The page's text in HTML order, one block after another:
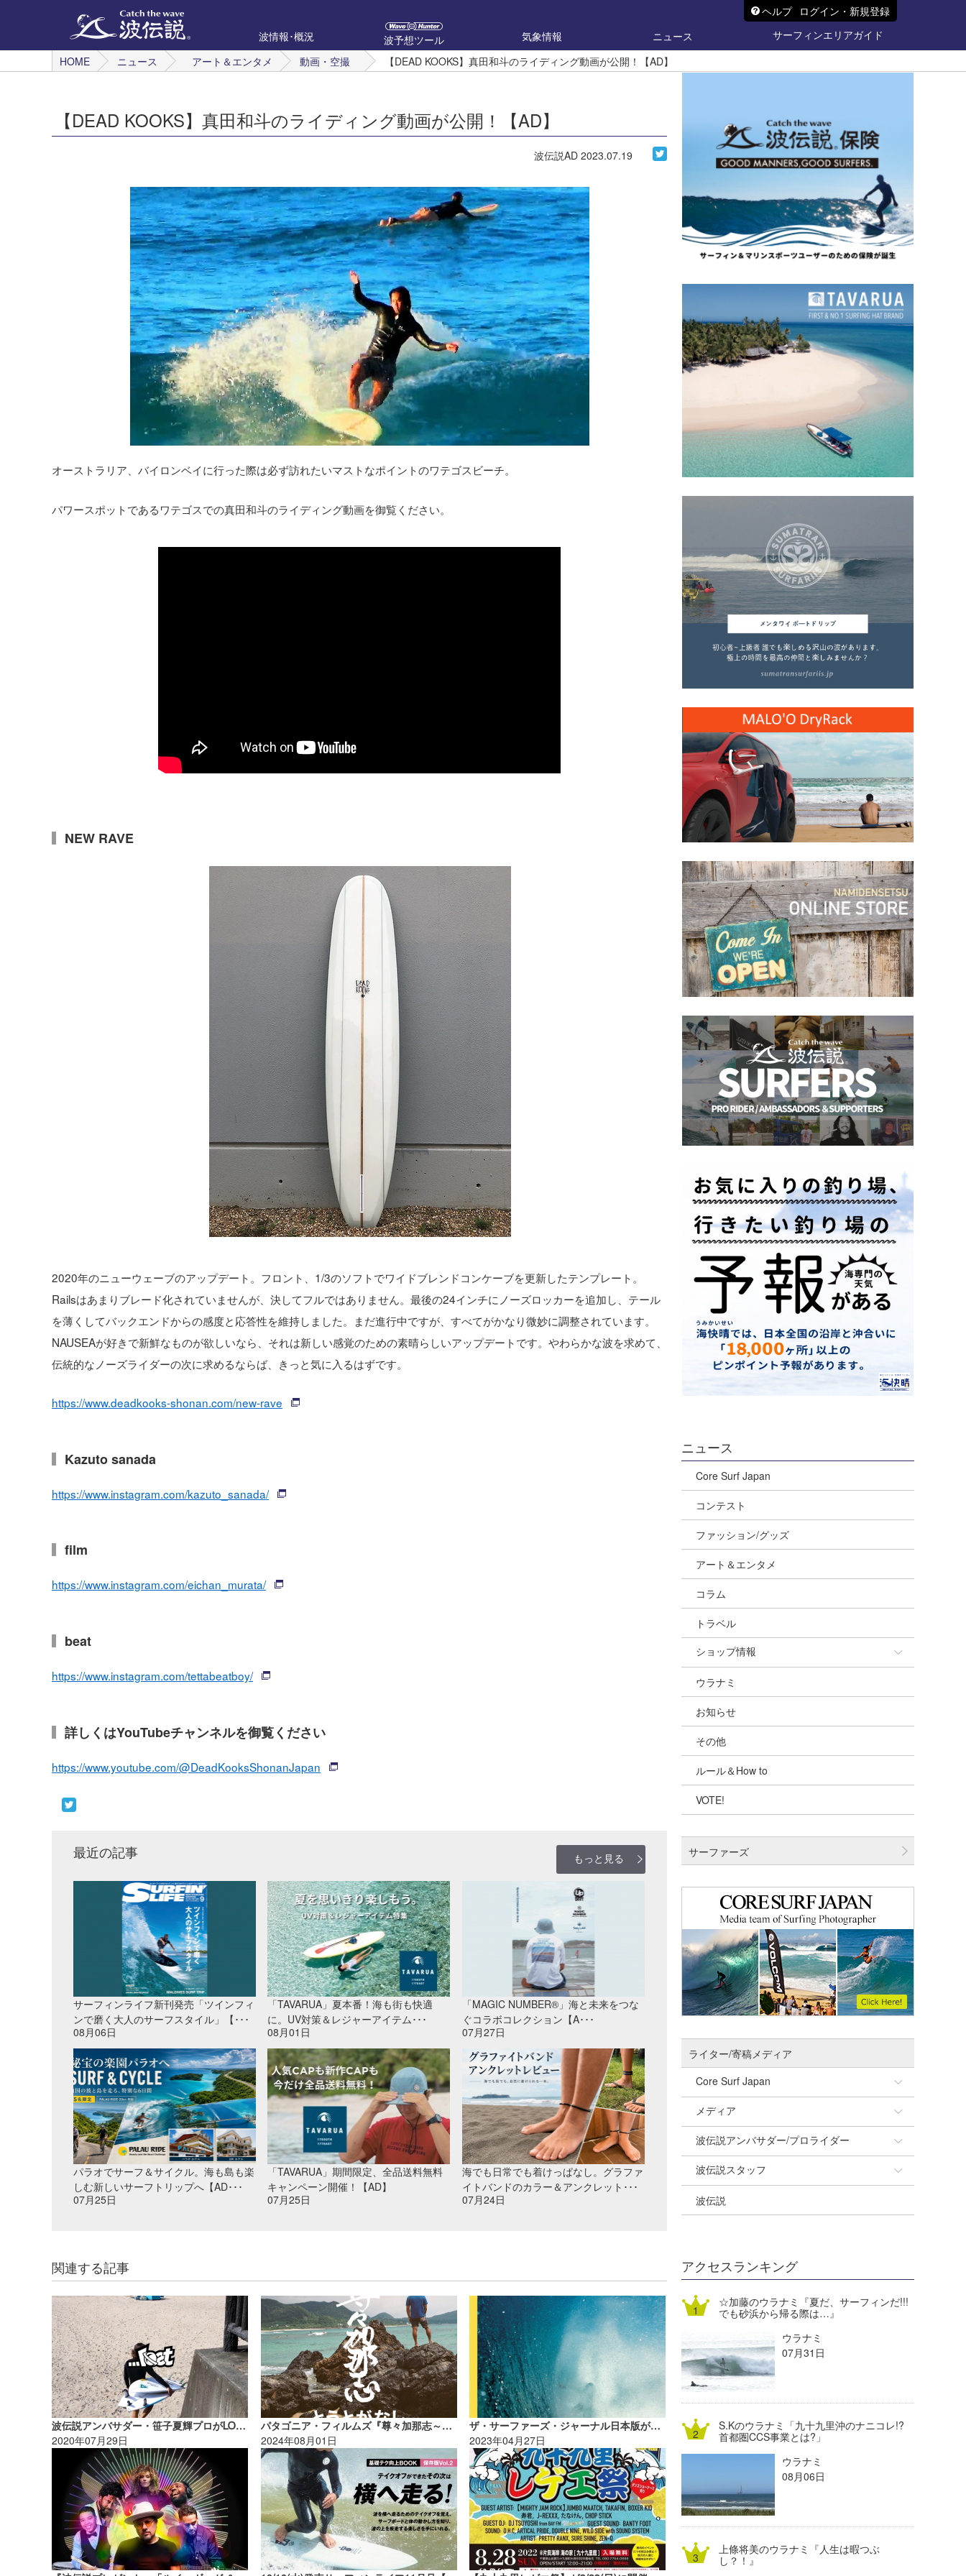
ヘルプ ログイン・新規登録
波情報･概況
波予想ツール 気象情報 ニュース
サーフィンエリアガイド
HOME
ニュース アート＆エンタメ 動画・空撮 【DEAD KOOKS】真田和斗のライディング動画が公開！【AD】
【DEAD KOOKS】真田和斗のライディング動画が公開！【AD】
波伝説AD 2023.07.19
オーストラリア、バイロンベイに行った際は必ず訪れたいマストなポイントのワテゴスビーチ。
パワースポットであるワテゴスでの真田和斗のライディング動画を御覧ください。
NEW RAVE
2020年のニューウェーブのアップデート。フロント、1/3のソフトでワイドブレンドコンケーブを更新したテンプレート。
Railsはあまりブレード化されていませんが、決してフルではありません。最後の24インチにノーズロッカーを追加し、テール
を薄くしてバックエンドからの感度と応答性を維持しました。まだ進行中ですが、すべてがかなり微妙に調整されています。
NAUSEAが好きで新鮮なものが欲しいなら、それは新しい感覚のための素晴らしいアップデートです。やわらかな波を求めて、
伝統的なノーズライダーの次に求めるならば、きっと気に入るはずです。
https://www.deadkooks-shonan.com/new-rave
Kazuto sanada
https://www.instagram.com/kazuto_sanada/
film
https://www.instagram.com/eichan_murata/
beat
https://www.instagram.com/tettabeatboy/
詳しくはYouTubeチャンネルを御覧ください
https://www.youtube.com/@DeadKooksShonanJapan
最近の記事 もっと見る
サーフィンライフ新刊発売「ツインフィ
ンで磨く大人のサーフスタイル」【･･･
08月06日
「TAVARUA」夏本番！海も街も快適
に。UV対策＆レジャーアイテム･･･
08月01日
「MAGIC NUMBER®」海と未来をつな
ぐコラボコレクション【A･･･
07月27日
パラオでサーフ＆サイクル。海も島も楽
しむ新しいサーフトリップへ【AD･･･
07月25日
「TAVARUA」期間限定、全品送料無料
キャンペーン開催！【AD】
07月25日
海でも日常でも着けっぱなし。グラファ
イトバンドのカラー＆アンクレット･･･
07月24日
関連する記事
波伝説アンバサダー・笹子夏輝プロがLOST “ROCKET REDUX”をテストライド！
2020年07月29日
パタゴニア・フィルムズ『尊々加那志～とうとがなし』上映＆トークショー開催【AD】
2024年08月01日
ザ・サーファーズ・ジャーナル日本版が13周年を迎えリニューアル！
2023年04月27日
ニュース
Core Surf Japan
コンテスト
ファッション/グッズ
アート＆エンタメ
コラム
トラベル
ショップ情報
ショップ情報
湘南
千葉北
伊豆
千葉南
四国
沖縄
ウラナミ
お知らせ
その他
ルール＆How to
VOTE!
サーファーズ
ライター/寄稿メディア
Core Surf Japan
Naoya Kimoto
mitsuteru Kamio
Yasunari Inoue
Yoshiyuki Obata
DELTA FORCE SURF
熊谷素子
メディア
SURFMEDIA
Colors MAGAZINE
WAVAL
波伝説アンバサダー/プロライダー
福島寿実子
中浦“JET”章
進士剛光
植村未来
NOBUFUKU
大野”MAR”修聖
喜納海人
波伝説スタッフ
☆加藤
Aichan
ECE
G◎Da
H
KID
KOBU
MIN
mitz
OYZ
波伝説
アクセスランキング
☆加藤のウラナミ『夏だ、サーフィンだ!!!
でも砂浜から帰る際は…』
ウラナミ
07月31日
S.Kのウラナミ「九十九里沖のナニコレ!?
首都圏CCS事業とは?」
ウラナミ
08月06日
上條将美のウラナミ『人生は暇つぶ
し？！』